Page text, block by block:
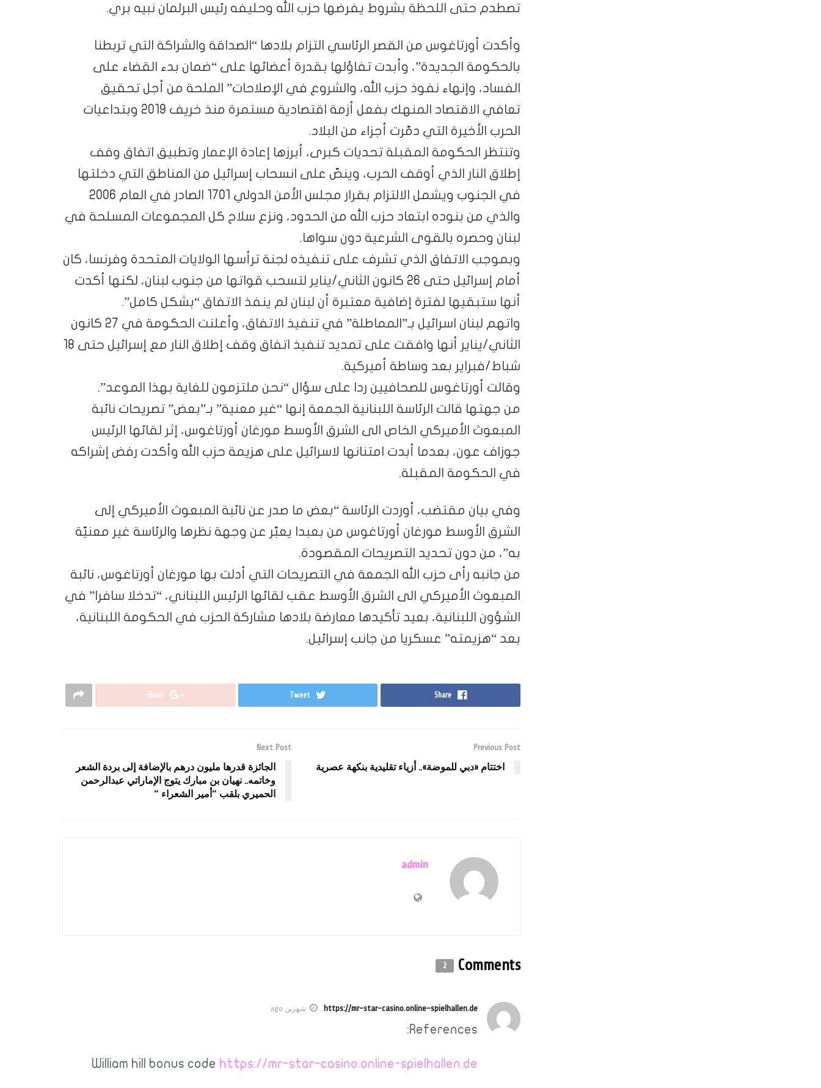
تصطدم حتى اللحظة بشروط يفرضها حزب الله وحليفه رئيس البرلمان نبيه بري.
وأكدت أورتاغوس من القصر الرئاسي التزام بلادها “الصداقة والشراكة التي تربطنا
بالحكومة الجديدة”، وأبدت تفاؤلها بقدرة أعضائها على “ضمان بدء القضاء على
الفساد، وإنهاء نفوذ حزب الله، والشروع في الإصلاحات” الملحة من أجل تحقيق
تعافي الاقتصاد المنهك بفعل أزمة اقتصادية مستمرة منذ خريف 2019 وبتداعيات
الحرب الأخيرة التي دمّرت أجزاء من البلاد.
وتنتظر الحكومة المقبلة تحديات كبرى، أبرزها إعادة الإعمار وتطبيق اتفاق وقف
إطلاق النار الذي أوقف الحرب، وينصّ على انسحاب إسرائيل من المناطق التي دخلتها
في الجنوب ويشمل الالتزام بقرار مجلس الأمن الدولي 1701 الصادر في العام 2006
والذي من بنوده ابتعاد حزب الله من الحدود، ونزع سلاح كل المجموعات المسلحة في
لبنان وحصره بالقوى الشرعية دون سواها.
وبموجب الاتفاق الذي تشرف على تنفيذه لجنة ترأسها الولايات المتحدة وفرنسا، كان
أمام إسرائيل حتى 26 كانون الثاني/يناير لتسحب قواتها من جنوب لبنان، لكنها أكدت
أنها ستبقيها لفترة إضافية معتبرة أن لبنان لم ينفذ الاتفاق “بشكل كامل”.
واتهم لبنان اسرائيل بـ”المماطلة” في تنفيذ الاتفاق، وأعلنت الحكومة في 27 كانون
الثاني/يناير أنها وافقت على تمديد تنفيذ اتفاق وقف إطلاق النار مع إسرائيل حتى 18
شباط/فبراير بعد وساطة أميركية.
وقالت أورتاغوس للصحافيين ردا على سؤال “نحن ملتزمون للغاية بهذا الموعد”.
من جهتها قالت الرئاسة اللبنانية الجمعة إنها “غير معنية” بـ”بعض” تصريحات نائبة
المبعوث الأميركي الخاص الى الشرق الأوسط مورغان أورتاغوس، إثر لقائها الرئيس
جوزاف عون، بعدما أبدت امتنانها لاسرائيل على هزيمة حزب الله وأكدت رفض إشراكه
في الحكومة المقبلة.
وفي بيان مقتضب، أوردت الرئاسة “بعض ما صدر عن نائبة المبعوث الأميركي إلى
الشرق الأوسط مورغان أورتاغوس من بعبدا يعبّر عن وجهة نظرها والرئاسة غير معنيّة
به”، من دون تحديد التصريحات المقصودة.
من جانبه رأى حزب الله الجمعة في التصريحات التي أدلت بها مورغان أورتاغوس، نائبة
المبعوث الأميركي الى الشرق الأوسط عقب لقائها الرئيس اللبناني، “تدخلا سافرا” في
الشؤون اللبنانية، بعيد تأكيدها معارضة بلادها مشاركة الحزب في الحكومة اللبنانية،
بعد “هزيمته” عسكريا من جانب إسرائيل.
Share
Tweet
Share
Previous Post
اختتام «دبي للموضة».. أزياء تقليدية بنكهة عصرية
Next Post
الجائزة قدرها مليون درهم بالإضافة إلى بردة الشعر
وخاتمه.. نهيان بن مبارك يتوج الإماراتي عبدالرحمن
الحميري بلقب “أمير الشعراء “
admin
Comments
2
https://mr-star-casino.online-spielhallen.de شهرين ago
References:
William hill bonus code https://mr-star-casino.online-spielhallen.de